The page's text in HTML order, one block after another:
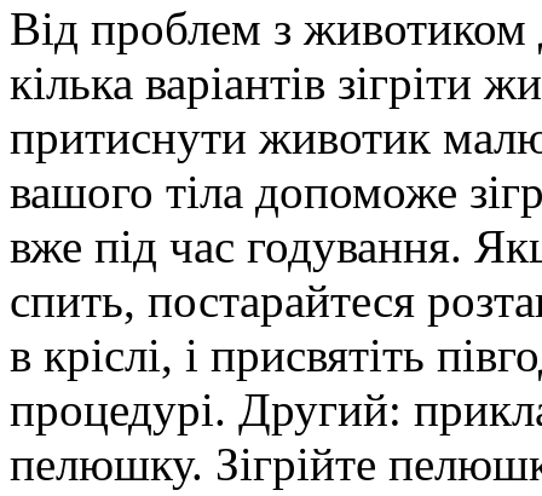
Від проблем з животиком
кілька варіантів
притиснути животик
вашого тіла допоможе
вже під час годування.
спить, постарайтеся
в кріслі, і присвятіть
процедурі. Другий:
пелюшку. Зігрійте